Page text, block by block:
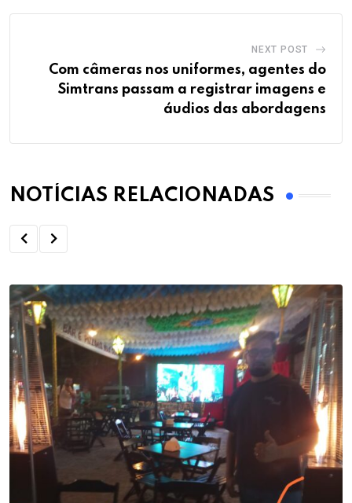
NEXT POST
Com câmeras nos uniformes, agentes do
Simtrans passam a registrar imagens e
áudios das abordagens
NOTÍCIAS RELACIONADAS